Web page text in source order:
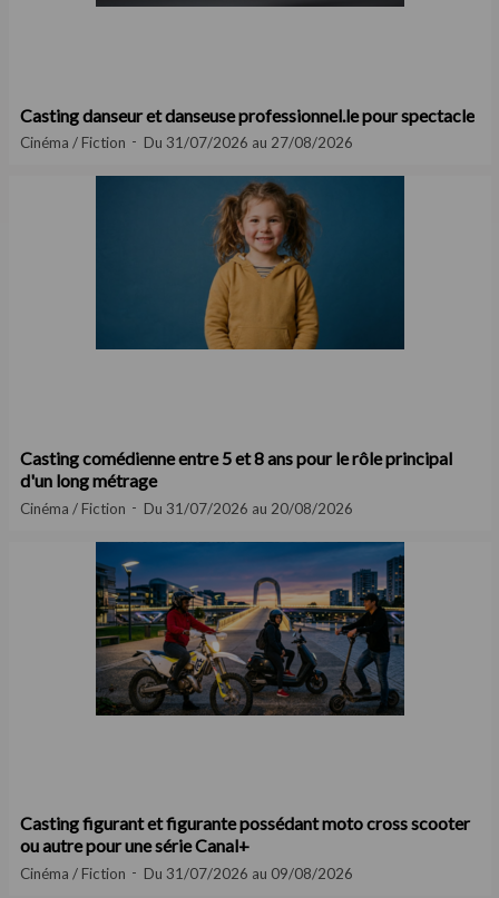
Casting danseur et danseuse professionnel.le pour spectacle
Cinéma / Fiction Du 31/07/2026 au 27/08/2026
Casting comédienne entre 5 et 8 ans pour le rôle principal
d'un long métrage
Cinéma / Fiction Du 31/07/2026 au 20/08/2026
Casting figurant et figurante possédant moto cross scooter
ou autre pour une série Canal+
Cinéma / Fiction Du 31/07/2026 au 09/08/2026